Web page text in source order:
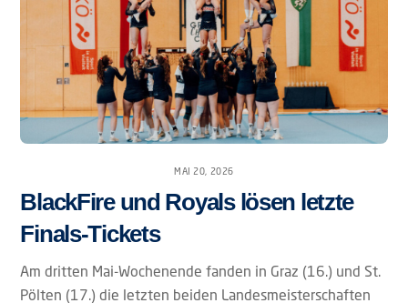
MAI 20, 2026
BlackFire und Royals lösen letzte
Finals-Tickets
Am dritten Mai-Wochenende fanden in Graz (16.) und St.
Pölten (17.) die letzten beiden Landesmeisterschaften